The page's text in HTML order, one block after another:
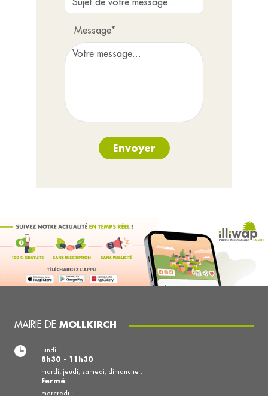
Message*
Envoyer
MAIRIE DE MOLLKIRCH
lundi :
8h30 - 11h30
mardi, jeudi, samedi, dimanche :
Fermé
mercredi :